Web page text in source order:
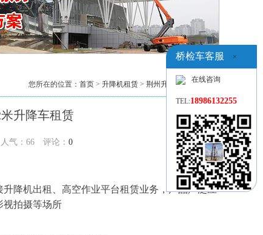
您所在的位置： 首页 > 升降机租赁 > 荆州升降机出租> 列表
升降车租赁
气： 66 评论： 0
降机出租、高空作业平台租赁业务，产品广泛应
视拍摄等场所
桥检车客服 ×
在线咨询
TEL:18986132255